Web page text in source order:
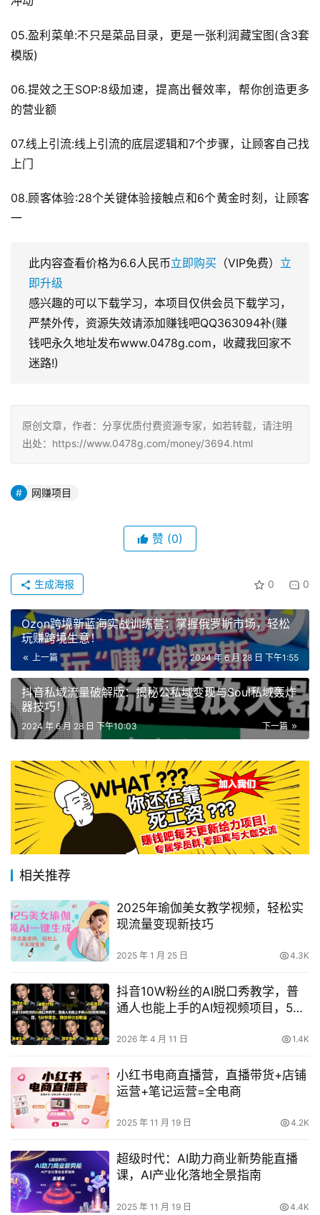
05.盈利菜单:不只是菜品目录，更是一张利润藏宝图(含3套
模版)
06.提效之王SOP:8级加速，提高出餐效率，帮你创造更多
的营业额
07.线上引流:线上引流的底层逻辑和7个步骤，让顾客自己找
上门
08.顾客体验:28个关键体验接触点和6个黄金时刻，让顾客
一
此内容查看价格为6.6人民币立即购买 （VIP免费） 立
即升级
感兴趣的可以下载学习，本项目仅供会员下载学习，
严禁外传，资源失效请添加赚钱吧QQ363094补(赚
钱吧永久地址发布www.0478g.com，收藏我回家不
迷路!)
原创文章，作者：分享优质付费资源专家，如若转载，请注明
出处：https://www.0478g.com/money/3694.html
网赚项目
赞 (0)
0 0
生成海报
Ozon跨境新蓝海实战训练营：掌握俄罗斯市场，轻松
玩赚跨境生意！
上一篇 2024 年 6 月 28 日 下午1:55
抖音私域流量破解版：揭秘公私域变现与Soul私域轰炸
器技巧！
下一篇
2024 年 6 月 28 日 下午10:03
相关推荐
2025年瑜伽美女教学视频，轻松实
现流量变现新技巧
2025 年 1 月 25 日 4.3K
抖音10W粉丝的AI脱口秀教学，普
通人也能上手的AI短视频项目，5分
2026 年 4 月 11 日 1.4K
小红书电商直播营，直播带货+店铺
运营+笔记运营=全电商
2025 年 11 月 19 日 4.2K
超级时代：AI助力商业新势能直播
课，AI产业化落地全景指南
2025 年 11 月 19 日 4.4K